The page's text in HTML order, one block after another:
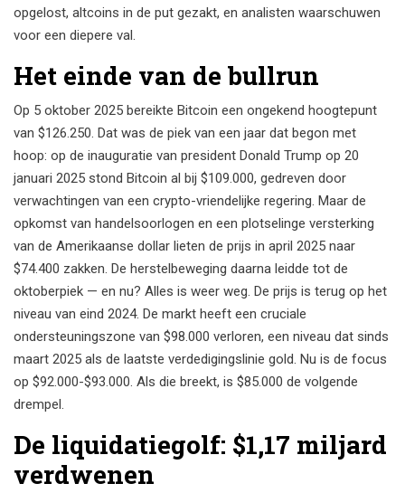
opgelost, altcoins in de put gezakt, en analisten waarschuwen
voor een diepere val.
Het einde van de bullrun
Op 5 oktober 2025 bereikte Bitcoin een ongekend hoogtepunt
van $126.250. Dat was de piek van een jaar dat begon met
hoop: op de inauguratie van president Donald Trump op 20
januari 2025 stond Bitcoin al bij $109.000, gedreven door
verwachtingen van een crypto-vriendelijke regering. Maar de
opkomst van handelsoorlogen en een plotselinge versterking
van de Amerikaanse dollar lieten de prijs in april 2025 naar
$74.400 zakken. De herstelbeweging daarna leidde tot de
oktoberpiek — en nu? Alles is weer weg. De prijs is terug op het
niveau van eind 2024. De markt heeft een cruciale
ondersteuningszone van $98.000 verloren, een niveau dat sinds
maart 2025 als de laatste verdedigingslinie gold. Nu is de focus
op $92.000-$93.000. Als die breekt, is $85.000 de volgende
drempel.
De liquidatiegolf: $1,17 miljard
verdwenen